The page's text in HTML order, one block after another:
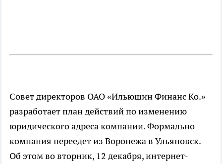
Совет директоров ОАО «Ильюшин Финанс Ко.»
разработает план действий по изменению
юридического адреса компании. Формально
компания переедет из Воронежа в Ульяновск.
Об этом во вторник, 12 декабря, интернет-